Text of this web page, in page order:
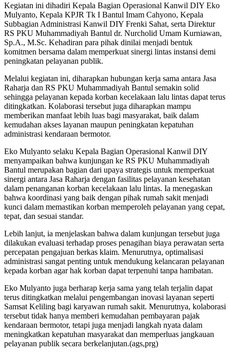
Kegiatan ini dihadiri Kepala Bagian Operasional Kanwil DIY Eko
Mulyanto, Kepala KPJR Tk I Bantul Imam Cahyono, Kepala
Subbagian Administrasi Kanwil DIY Frenki Sahat, serta Direktur
RS PKU Muhammadiyah Bantul dr. Nurcholid Umam Kurniawan,
Sp.A., M.Sc. Kehadiran para pihak dinilai menjadi bentuk
komitmen bersama dalam memperkuat sinergi lintas instansi demi
peningkatan pelayanan publik.
Melalui kegiatan ini, diharapkan hubungan kerja sama antara Jasa
Raharja dan RS PKU Muhammadiyah Bantul semakin solid
sehingga pelayanan kepada korban kecelakaan lalu lintas dapat terus
ditingkatkan. Kolaborasi tersebut juga diharapkan mampu
memberikan manfaat lebih luas bagi masyarakat, baik dalam
kemudahan akses layanan maupun peningkatan kepatuhan
administrasi kendaraan bermotor.
Eko Mulyanto selaku Kepala Bagian Operasional Kanwil DIY
menyampaikan bahwa kunjungan ke RS PKU Muhammadiyah
Bantul merupakan bagian dari upaya strategis untuk memperkuat
sinergi antara Jasa Raharja dengan fasilitas pelayanan kesehatan
dalam penanganan korban kecelakaan lalu lintas. Ia menegaskan
bahwa koordinasi yang baik dengan pihak rumah sakit menjadi
kunci dalam memastikan korban memperoleh pelayanan yang cepat,
tepat, dan sesuai standar.
Lebih lanjut, ia menjelaskan bahwa dalam kunjungan tersebut juga
dilakukan evaluasi terhadap proses penagihan biaya perawatan serta
percepatan pengajuan berkas klaim. Menurutnya, optimalisasi
administrasi sangat penting untuk mendukung kelancaran pelayanan
kepada korban agar hak korban dapat terpenuhi tanpa hambatan.
Eko Mulyanto juga berharap kerja sama yang telah terjalin dapat
terus ditingkatkan melalui pengembangan inovasi layanan seperti
Samsat Keliling bagi karyawan rumah sakit. Menurutnya, kolaborasi
tersebut tidak hanya memberi kemudahan pembayaran pajak
kendaraan bermotor, tetapi juga menjadi langkah nyata dalam
meningkatkan kepatuhan masyarakat dan memperluas jangkauan
pelayanan publik secara berkelanjutan.(ags,prg)